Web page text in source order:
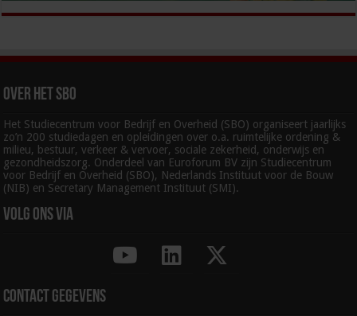
Over het SBO
Het Studiecentrum voor Bedrijf en Overheid (SBO) organiseert jaarlijks
zo’n 200 studiedagen en opleidingen over o.a. ruimtelijke ordening &
milieu, bestuur, verkeer & vervoer, sociale zekerheid, onderwijs en
gezondheidszorg. Onderdeel van Euroforum BV zijn Studiecentrum
voor Bedrijf en Overheid (SBO), Nederlands Instituut voor de Bouw
(NIB) en Secretary Management Instituut (SMI).
Volg ons via
Contact gegevens